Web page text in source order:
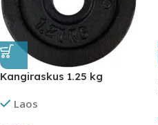
Kangiraskus 1.25 kg
Laos